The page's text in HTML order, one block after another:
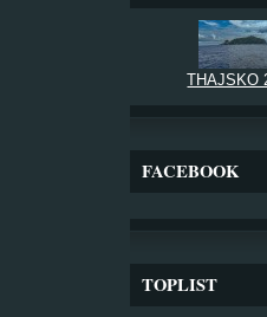
THAJSKO
FACEBOOK
TOPLIST